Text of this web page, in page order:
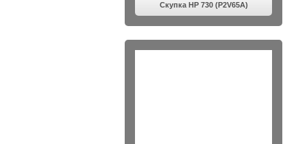
Скупка HP 730 (P2V65A)